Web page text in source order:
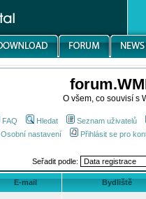
O všem, co souvisí s
FAQ Hledat Seznam uživatelů
Osobní nastavení
Přihlásit se pro
Seřadit podle:
E-mail Bydliště